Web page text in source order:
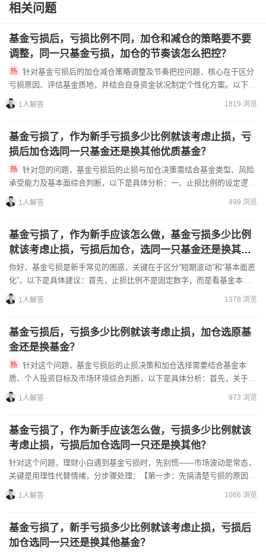
相关问题
基金亏损后，亏损比例不同，加仓和减仓的策略要不要
调整，同一只基金亏损，加仓的节奏该怎么把控？
亏损原因、评估基金质地，并结合自身资金状况制定个性化方案。以下分
情况拆解：一、不同亏损比例下的策略调整1.小幅度亏损（5%以...
1人解答 1819 浏览
基金亏损了，作为新手亏损多少比例就该考虑止损，亏
损后加仓选同一只基金还是换其他优质基金？
承受能力及基本面综合判断，以下是具体分析：一、止损比例的设定逻辑
1.按风险等级差异化设置：-低风险产品（货币/纯债基金）：几...
1人解答 499 浏览
基金亏损了，作为新手应该怎么做，基金亏损多少比例
就该考虑止损，亏损后加仓，选同一只基金还是换其他
优质基金？
你好，基金亏损是新手常见的困惑，关键在于区分“短期波动”和“基本面恶
化”，以下是具体建议：首先，止损比例不是固定数字，而是看基金本
质：如果基金的核心逻辑没变（比如基金经理未更换、持仓行...
1人解答 1378 浏览
基金亏损后，亏损多少比例就该考虑止损，加仓选原基
金还是换基金？
质、个人投资目标及市场环境综合判断，以下是具体分析：首先，关于止
损比例的设定：止损并非固定数值，需根据三大维度灵活调整：1.*...
1人解答 973 浏览
基金亏损了，作为新手应该怎么做，亏损多少比例就该
考虑止损，亏损后加仓选同一只还是换其他？
针对这个问题，理财小白遇到基金亏损时，先别慌——市场波动是常态，
关键是用理性代替情绪，分步骤处理：【第一步：先搞清楚亏损的原因】
亏损不是单一问题，要区分两种情况：1.市场系统性下跌：比...
1人解答 1066 浏览
基金亏损了，新手亏损多少比例就该考虑止损，亏损后
加仓选同一只还是换其他基金？